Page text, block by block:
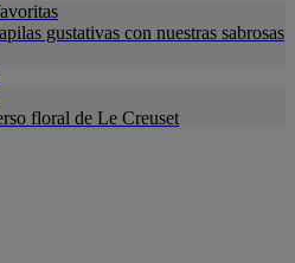
gustativas con nuestras sabrosas
floral de Le Creuset